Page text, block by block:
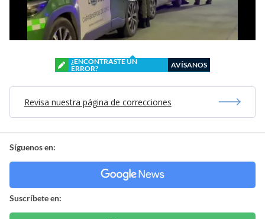
¿ENCONTRASTE UN
ERROR?
AVÍSANOS
Revisa nuestra página de correcciones
Síguenos en:
Suscríbete en: